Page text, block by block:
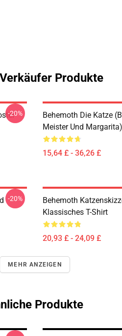
Produkte
-20%
Behemoth Die Katze
Meister Und
15,64 £ - 36,26 £
-20%
Behemoth
Klassisches T-Shirt
20,93 £ - 24,09 £
MEHR ANZEIGEN
Produkte